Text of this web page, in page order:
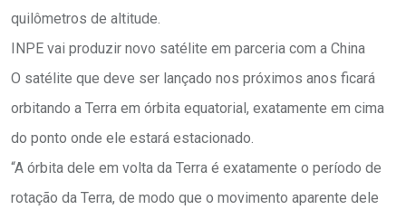
quilômetros de altitude.
INPE vai produzir novo satélite em parceria com a China
O satélite que deve ser lançado nos próximos anos ficará
orbitando a Terra em órbita equatorial, exatamente em cima
do ponto onde ele estará estacionado.
“A órbita dele em volta da Terra é exatamente o período de
rotação da Terra, de modo que o movimento aparente dele